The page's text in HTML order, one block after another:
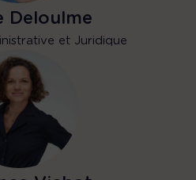
Deloulme
et Juridique